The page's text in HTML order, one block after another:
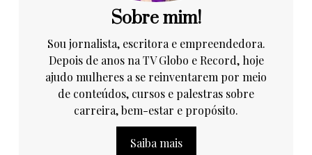
Sobre mim!
Sou jornalista, escritora e empreendedora.
Depois de anos na TV Globo e Record, hoje
ajudo mulheres a se reinventarem por meio
de conteúdos, cursos e palestras sobre
carreira, bem-estar e propósito.
Saiba mais